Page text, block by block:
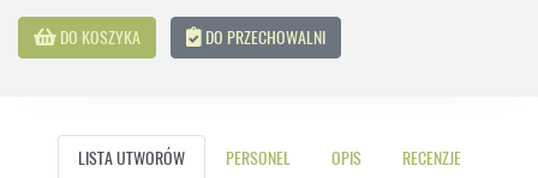
DO KOSZYKA DO PRZECHOWALNI
LISTA UTWORÓW PERSONEL OPIS RECENZJE